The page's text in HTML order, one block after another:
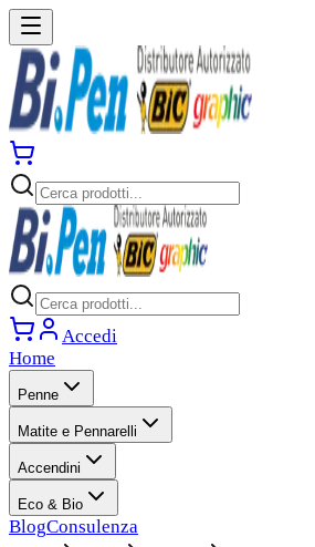
Accedi
Home
Penne
Matite e Pennarelli
Accendini
Eco & Bio
BlogConsulenza